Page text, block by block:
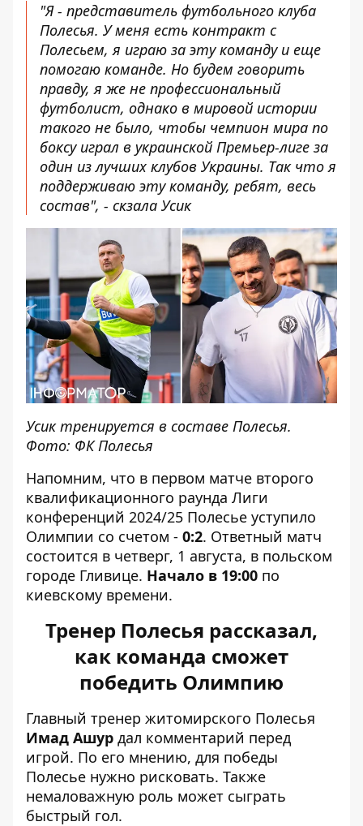
"Я - представитель футбольного клуба
Полесья. У меня есть контракт с
Полесьем, я играю за эту команду и еще
помогаю команде. Но будем говорить
правду, я же не профессиональный
футболист, однако в мировой истории
такого не было, чтобы чемпион мира по
боксу играл в украинской Премьер-лиге за
один из лучших клубов Украины. Так что я
поддерживаю эту команду, ребят, весь
состав", - скзала Усик
Усик тренируется в составе Полесья.
Фото: ФК Полесья
Напомним, что в первом матче второго
квалификационного раунда Лиги
конференций 2024/25 Полесье уступило
Олимпии со счетом - 0:2. Ответный матч
состоится в четверг, 1 августа, в польском
городе Гливице. Начало в 19:00 по
киевскому времени.
Тренер Полесья рассказал,
как команда сможет
победить Олимпию
Главный тренер житомирского Полесья
Имад Ашур дал комментарий перед
игрой. По его мнению, для победы
Полесье нужно рисковать. Также
немаловажную роль может сыграть
быстрый гол.